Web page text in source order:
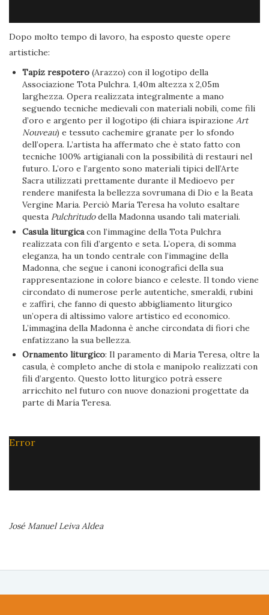
Dopo molto tempo di lavoro, ha esposto queste opere
artistiche:
Tapiz respotero (Arazzo) con il logotipo della
Associazione Tota Pulchra. 1,40m altezza x 2,05m
larghezza. Opera realizzata integralmente a mano
seguendo tecniche medievali con materiali nobili, come fili
d’oro e argento per il logotipo (di chiara ispirazioneArt
Nouveau) e tessuto cachemire granate per lo sfondo
dell’opera. L’artista ha affermato che è stato fatto con
tecniche 100% artigianali con la possibilità di restauri nel
futuro. L’oro e l’argento sono materiali tipici dell’Arte
Sacra utilizzati prettamente durante il Medioevo per
rendere manifesta la bellezza sovrumana di Dio e la Beata
Vergine Maria. Perciò María Teresa ha voluto esaltare
questa Pulchritudodella Madonna usando tali materiali.
Casula liturgicacon l’immagine della Tota Pulchra
realizzata con fili d’argento e seta. L’opera, di somma
eleganza, ha un tondo centrale con l’immagine della
Madonna, che segue i canoni iconografici della sua
rappresentazione in colore bianco e celeste. Il tondo viene
circondato di numerose perle autentiche, smeraldi, rubini
e zaffiri, che fanno di questo abbigliamento liturgico
un’opera di altissimo valore artistico ed economico.
L’immagina della Madonna è anche circondata di fiori che
enfatizzano la sua bellezza.
Ornamento liturgico: Il paramento di Maria Teresa, oltre la
casula, è completo anche di stola e manipolo realizzati con
fili d’argento. Questo lotto liturgico potrà essere
arricchito nel futuro con nuove donazioni progettate da
parte di María Teresa.
Error
José Manuel Leiva Aldea